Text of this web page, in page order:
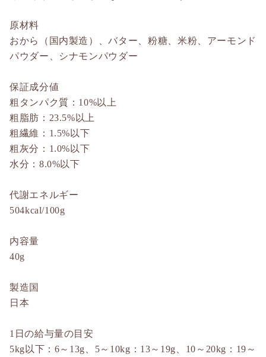
原材料
おから（国内製造）、バター、粉糖、米粉、アーモンド
パウダー、シナモンパウダー
保証成分値
粗タンパク質：10%以上
粗脂肪：23.5%以上
粗繊維：1.5%以下
粗灰分：1.0%以下
水分：8.0%以下
代謝エネルギー
504kcal/100g
内容量
40g
製造国
日本
1日の給与量の目安
5kg以下：6～13g、5～10kg：13～19g、10～20kg：19～